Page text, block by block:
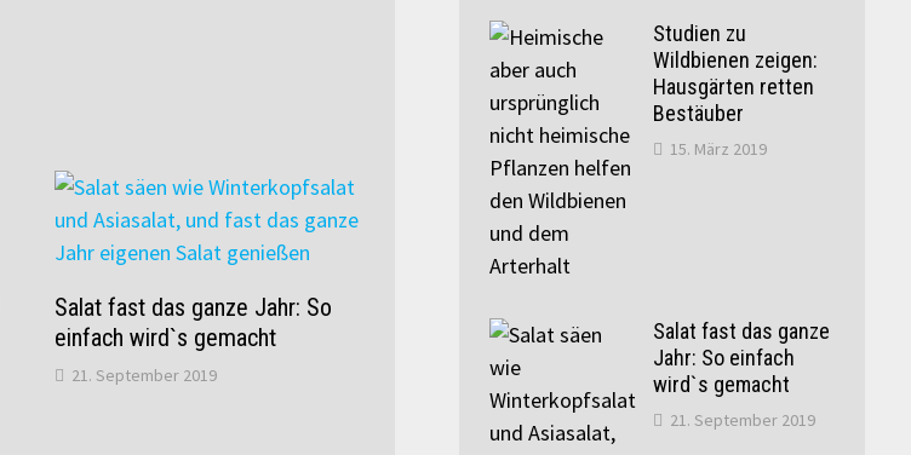
Salat fast das ganze Jahr: So
einfach wird`s gemacht
21. September 2019
Studien zu
Wildbienen zeigen:
Hausgärten retten
Bestäuber
15. März 2019
Salat fast das ganze
Jahr: So einfach
wird`s gemacht
21. September 2019